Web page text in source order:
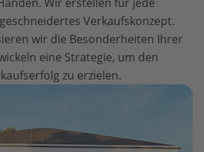
Verkaufskonzept.
wir die Besonderheiten Ihrer
eine Strategie, um den
zu erzielen.